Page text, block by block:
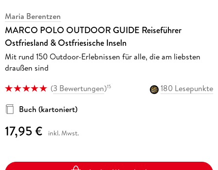
Maria Berentzen
MARCO POLO OUTDOOR GUIDE Reiseführer
Ostfriesland & Ostfriesische Inseln
Mit rund 150 Outdoor-Erlebnissen für alle, die am liebsten
draußen sind
(3 Bewertungen)15
180 Lesepunkte
Buch (kartoniert)
17,95 € inkl. Mwst.